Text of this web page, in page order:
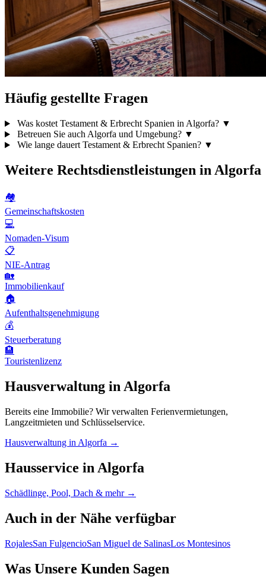
Häufig gestellte Fragen
Was kostet Testament & Erbrecht Spanien in Algorfa? ▼
Betreuen Sie auch Algorfa und Umgebung? ▼
Wie lange dauert Testament & Erbrecht Spanien? ▼
Weitere Rechtsdienstleistungen in Algorfa
🏘️
Gemeinschaftskosten
💻
Nomaden-Visum
📋
NIE-Antrag
🏡
Immobilienkauf
🏠
Aufenthaltsgenehmigung
💰
Steuerberatung
🏨
Touristenlizenz
Hausverwaltung in Algorfa
Bereits eine Immobilie? Wir verwalten Ferienvermietungen,
Langzeitmieten und Schlüsselservice.
Hausverwaltung in Algorfa →
Hausservice in Algorfa
Schädlinge, Pool, Dach & mehr →
Auch in der Nähe verfügbar
RojalesSan FulgencioSan Miguel de SalinasLos Montesinos
Was Unsere Kunden Sagen